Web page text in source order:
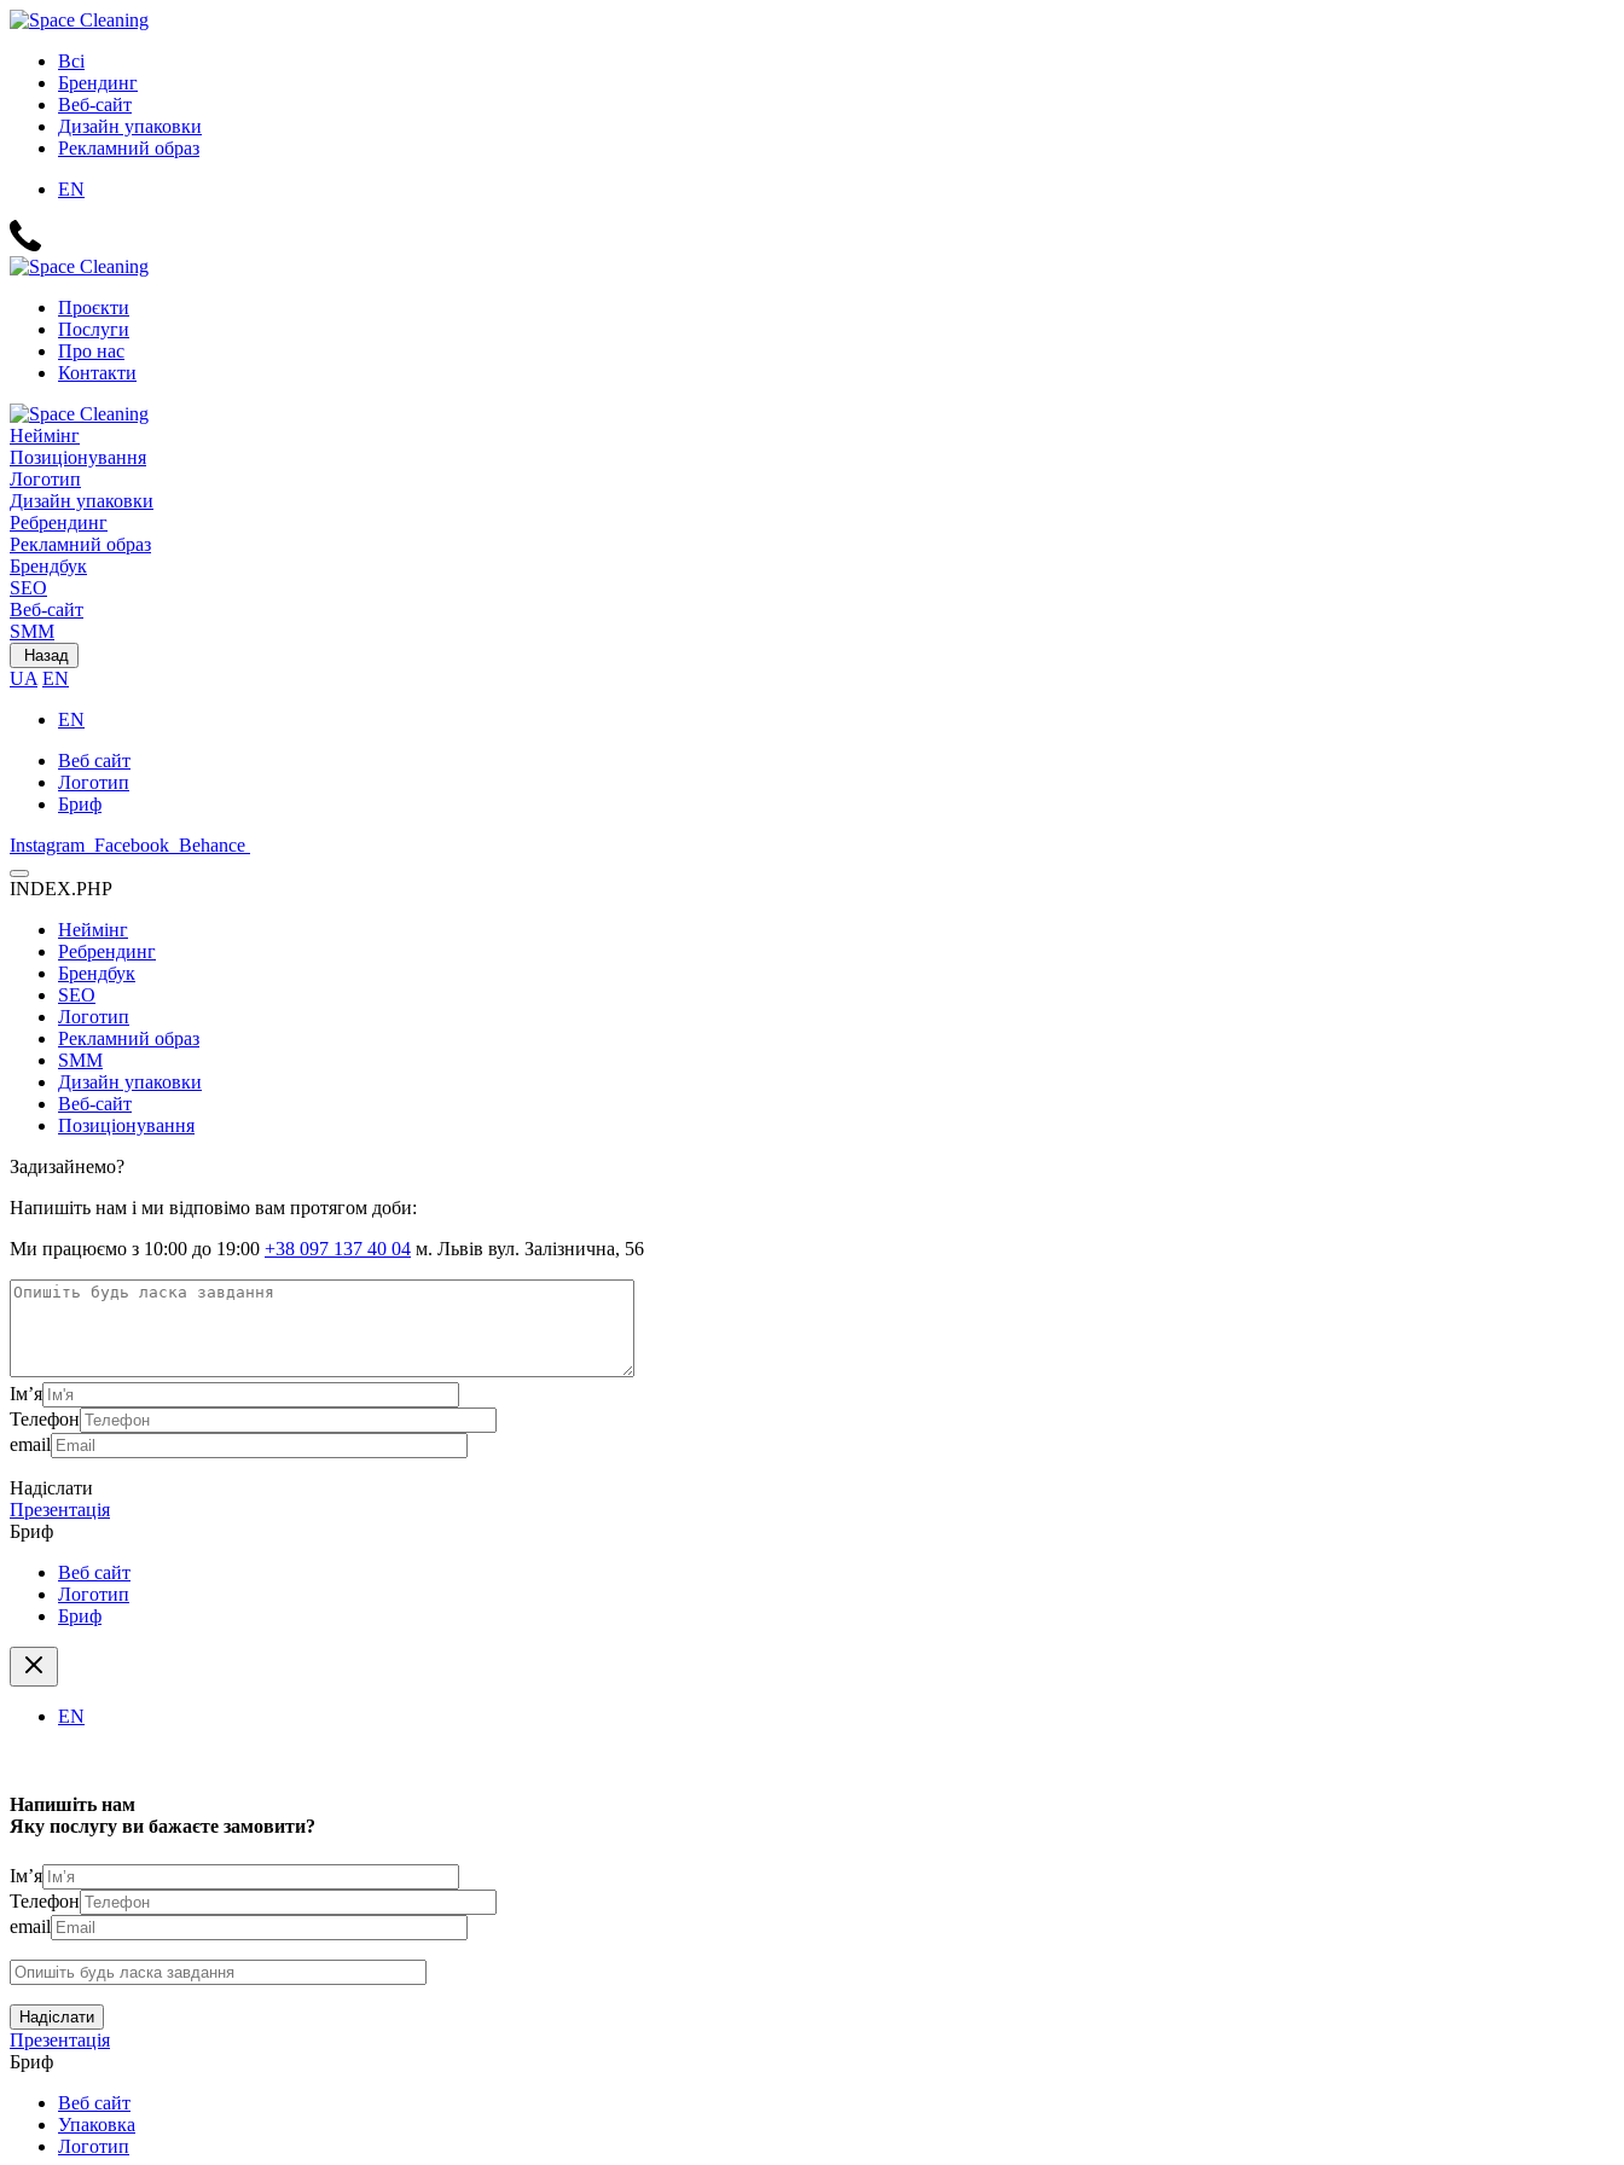
Всі
Брендинг
Веб-сайт
Дизайн упаковки
Рекламний образ
EN
Проєкти
Послуги
Про нас
Контакти
Неймінг
Позиціонування
Логотип
Дизайн упаковки
Ребрендинг
Рекламний образ
Брендбук
SEO
Веб-сайт
SMM
Назад
UA EN
EN
Веб сайт
Логотип
Бриф
Instagram Facebook Behance
INDEX.PHP
Неймінг
Ребрендинг
Брендбук
SEO
Логотип
Рекламний образ
SMM
Дизайн упаковки
Веб-сайт
Позиціонування
Задизайнемо?
Напишіть нам і ми відповімо вам протягом доби:
Ми працюємо з 10:00 до 19:00 +38 097 137 40 04 м. Львів вул. Залізнична, 56
Ім’я
Телефон
email
Надіслати
Презентація
Бриф
Веб сайт
Логотип
Бриф
EN
Напишіть нам
Яку послугу ви бажаєте замовити?
Ім’я
Телефон
email
Надіслати
Презентація
Бриф
Веб сайт
Упаковка
Логотип